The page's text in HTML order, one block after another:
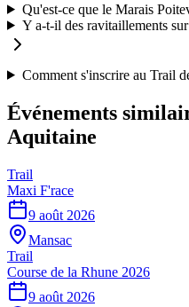
Qu'est-ce que le Marais
Y a-t-il des ravitaillements
Comment s'inscrire au Trail
Événements
Aquitaine
Trail
Maxi F'race
9 août 2026
Mansac
Trail
Course de la Rhune 2026
9 août 2026